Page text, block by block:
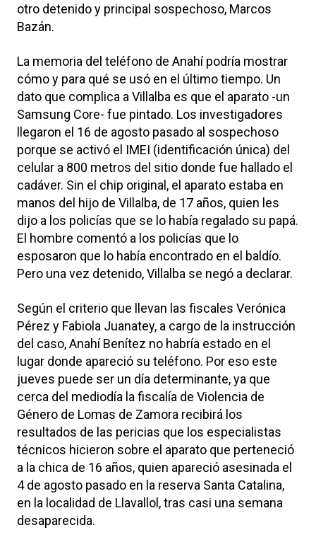
otro detenido y principal sospechoso, Marcos
Bazán.
La memoria del teléfono de Anahí podría mostrar
cómo y para qué se usó en el último tiempo. Un
dato que complica a Villalba es que el aparato -un
Samsung Core- fue pintado. Los investigadores
llegaron el 16 de agosto pasado al sospechoso
porque se activó el IMEI (identificación única) del
celular a 800 metros del sitio donde fue hallado el
cadáver. Sin el chip original, el aparato estaba en
manos del hijo de Villalba, de 17 años, quien les
dijo a los policías que se lo había regalado su papá.
El hombre comentó a los policías que lo
esposaron que lo había encontrado en el baldío.
Pero una vez detenido, Villalba se negó a declarar.
Según el criterio que llevan las fiscales Verónica
Pérez y Fabiola Juanatey, a cargo de la instrucción
del caso, Anahí Benítez no habría estado en el
lugar donde apareció su teléfono. Por eso este
jueves puede ser un día determinante, ya que
cerca del mediodía la fiscalía de Violencia de
Género de Lomas de Zamora recibirá los
resultados de las pericias que los especialistas
técnicos hicieron sobre el aparato que perteneció
a la chica de 16 años, quien apareció asesinada el
4 de agosto pasado en la reserva Santa Catalina,
en la localidad de Llavallol, tras casi una semana
desaparecida.